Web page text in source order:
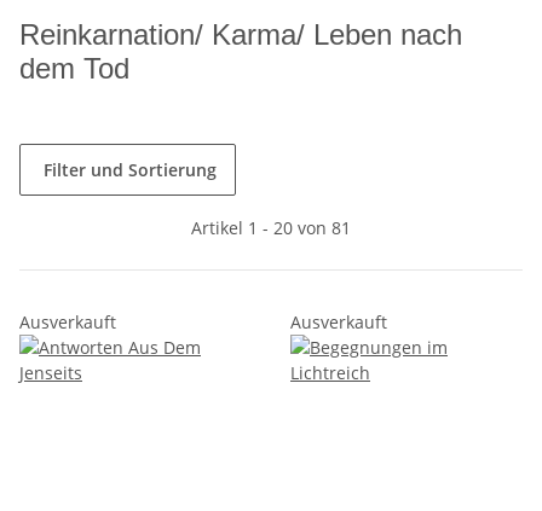
Reinkarnation/ Karma/ Leben nach
dem Tod
Filter und Sortierung
Artikel 1 - 20 von 81
Ausverkauft Ausverkauft